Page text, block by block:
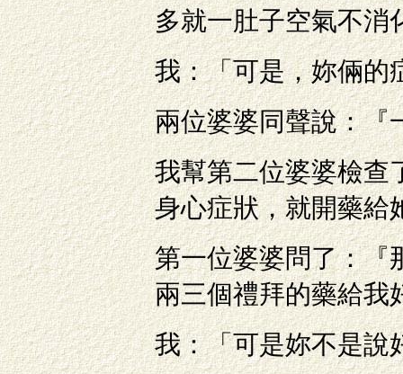
多就一肚子空氣不
我：「可是，妳倆的
兩位婆婆同聲說：『
我幫第二位婆婆檢查
身心症狀，就開藥給
第一位婆婆問了：『
兩三個禮拜的藥給我
我：「可是妳不是說